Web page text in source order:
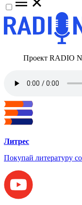
Проект RADIO
Литрес
Покупай литературу